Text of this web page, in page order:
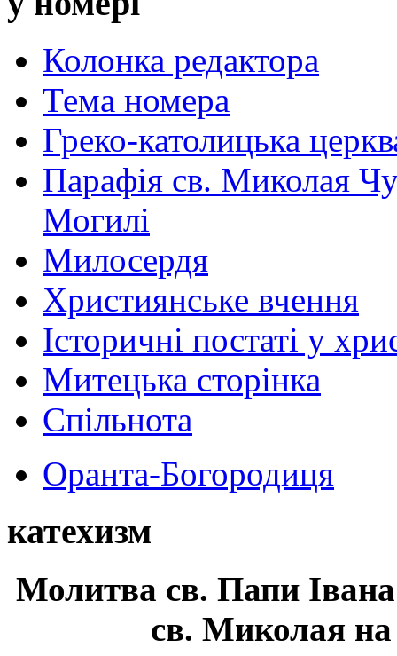
Колонка редактора
Тема номера
Греко-католицька
Парафія св. Миколая
Могилі
Милосердя
Християнське вчення
Історичні постаті у
Митецька сторінка
Спільнота
Оранта-Богородиця
катехизм
Молитва св. Папи
св. Миколая на